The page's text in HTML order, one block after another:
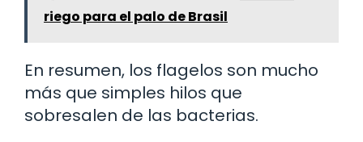
riego para el palo de Brasil
En resumen, los flagelos son mucho
más que simples hilos que
sobresalen de las bacterias.